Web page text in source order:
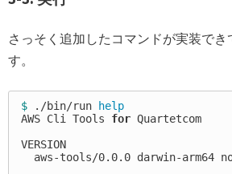
さっそく追加したコマンドが実装でき
す。
$ ./bin/run
AWS Cli Tools for Quartetcom
VERSION
aws-tools/0.0.0 darwin-arm64